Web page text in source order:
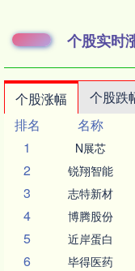
个股实时
个股涨幅 个股跌
排名
名称
1
N展芯
2 锐翔智能
3 志特新材
4 博腾股份
5 近岸蛋白
6 毕得医药